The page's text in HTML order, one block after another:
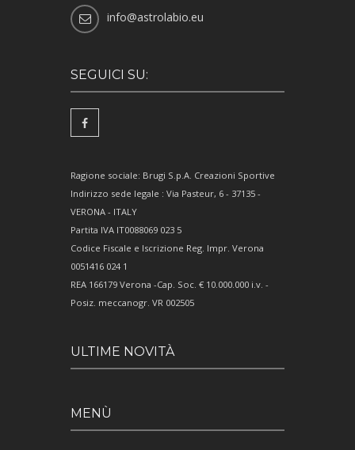
info@astrolabio.eu
SEGUICI SU:
Ragione sociale: Brugi S.p.A. Creazioni Sportive
Indirizzo sede legale : Via Pasteur, 6 - 37135 -
VERONA - ITALY
Partita IVA IT0088069 023 5
Codice Fiscale e Iscrizione Reg. Impr. Verona
0051416 024 1
REA 166179 Verona -Cap. Soc. € 10.000.000 i.v. -
Posiz. meccanogr. VR 002505
ULTIME NOVITÀ
MENÙ